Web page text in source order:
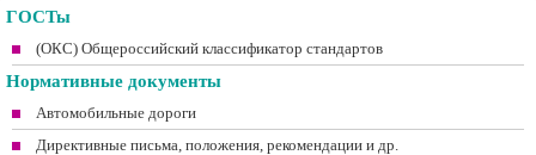
ГОСТы
(ОКС) Общероссийский классификатор стандартов
Нормативные документы
Автомобильные дороги
Директивные письма, положения, рекомендации и др.